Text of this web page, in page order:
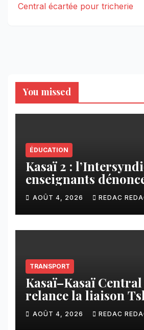
Central écartée pour tricherie
You missed
ÉDUCATION
Kasaï 2 :
enseignants
contribution
imposée aux écoles
CNCA
AOÛT 4, 2026 REDAC
TRANSPORT
Kasaï–Kasaï
relance la liaison
Tshiamu pour
échanges
AOÛT 4, 2026 REDAC